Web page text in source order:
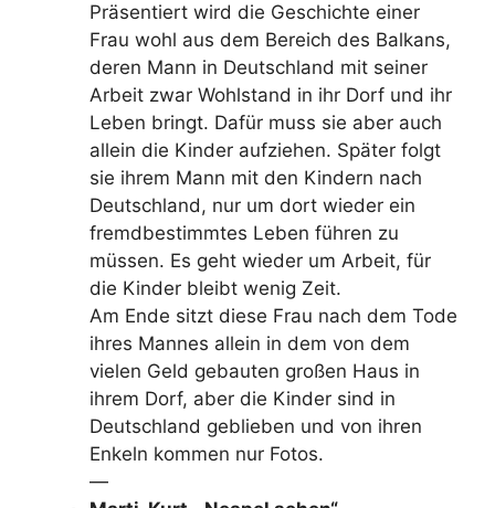
Präsentiert wird die Geschichte einer
Frau wohl aus dem Bereich des Balkans,
deren Mann in Deutschland mit seiner
Arbeit zwar Wohlstand in ihr Dorf und ihr
Leben bringt. Dafür muss sie aber auch
allein die Kinder aufziehen. Später folgt
sie ihrem Mann mit den Kindern nach
Deutschland, nur um dort wieder ein
fremdbestimmtes Leben führen zu
müssen. Es geht wieder um Arbeit, für
die Kinder bleibt wenig Zeit.
Am Ende sitzt diese Frau nach dem Tode
ihres Mannes allein in dem von dem
vielen Geld gebauten großen Haus in
ihrem Dorf, aber die Kinder sind in
Deutschland geblieben und von ihren
Enkeln kommen nur Fotos.
—